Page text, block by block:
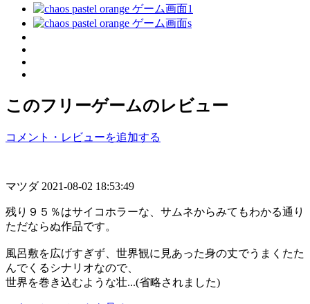
このフリーゲームのレビュー
コメント・レビューを追加する
マツダ 2021-08-02 18:53:49
残り９５％はサイコホラーな、サムネからみてもわかる通り
ただならぬ作品です。
風呂敷を広げすぎず、世界観に見あった身の丈でうまくたた
んでくるシナリオなので、
世界を巻き込むような壮...(省略されました)